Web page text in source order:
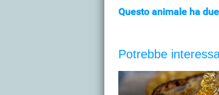
Questo animale ha